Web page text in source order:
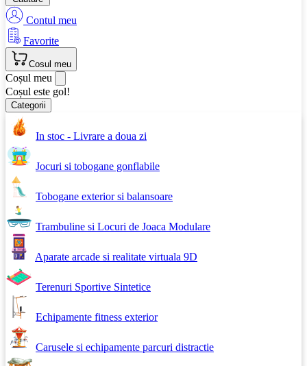
Contul meu
Favorite
Cosul meu
Coșul meu
Coșul este gol!
Categorii
In stoc - Livrare a doua zi
Jocuri si tobogane gonflabile
Tobogane exterior si balansoare
Trambuline si Locuri de Joaca Modulare
Aparate arcade si realitate virtuala 9D
Terenuri Sportive Sintetice
Echipamente fitness exterior
Carusele si echipamente parcuri distractie